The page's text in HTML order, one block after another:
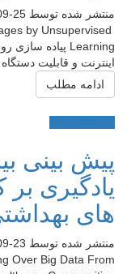
منتشر شده توسط 25
by Unsupervised
اینترنت و قابلیت
ادامه مطلب
پیش بینی
یادگیری بر
های
منتشر شده توسط 23
Over Big Data From